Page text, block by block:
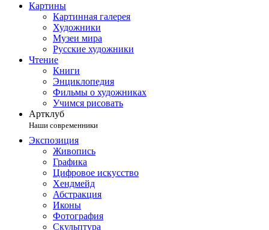
Картины
Картинная галерея
Художники
Музеи мира
Русские художники
Чтение
Книги
Энциклопедия
Фильмы о художниках
Учимся рисовать
Артклуб
Наши современники
Экспозиция
Живопись
Графика
Цифровое искусство
Хендмейд
Абстракция
Иконы
Фотография
Скульптура